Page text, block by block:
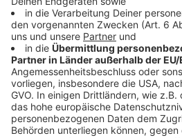
ausgewählt werden, gewinnen.
Center“-Gewinnspiel ist eine
Radio veranstaltete
Verbindung zu Facebook und
von Facebook gesponsert,
organisiert.
5.) Für das oben genannte